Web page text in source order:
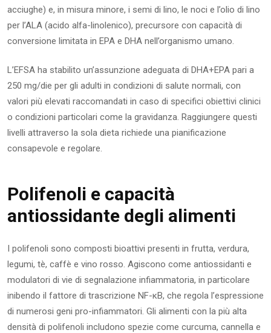
acciughe) e, in misura minore, i semi di lino, le noci e l’olio di lino
per l’ALA (acido alfa-linolenico), precursore con capacità di
conversione limitata in EPA e DHA nell’organismo umano.
L’EFSA ha stabilito un’assunzione adeguata di DHA+EPA pari a
250 mg/die per gli adulti in condizioni di salute normali, con
valori più elevati raccomandati in caso di specifici obiettivi clinici
o condizioni particolari come la gravidanza. Raggiungere questi
livelli attraverso la sola dieta richiede una pianificazione
consapevole e regolare.
Polifenoli e capacità
antiossidante degli alimenti
I polifenoli sono composti bioattivi presenti in frutta, verdura,
legumi, tè, caffè e vino rosso. Agiscono come antiossidanti e
modulatori di vie di segnalazione infiammatoria, in particolare
inibendo il fattore di trascrizione NF-κB, che regola l’espressione
di numerosi geni pro-infiammatori. Gli alimenti con la più alta
densità di polifenoli includono spezie come curcuma, cannella e